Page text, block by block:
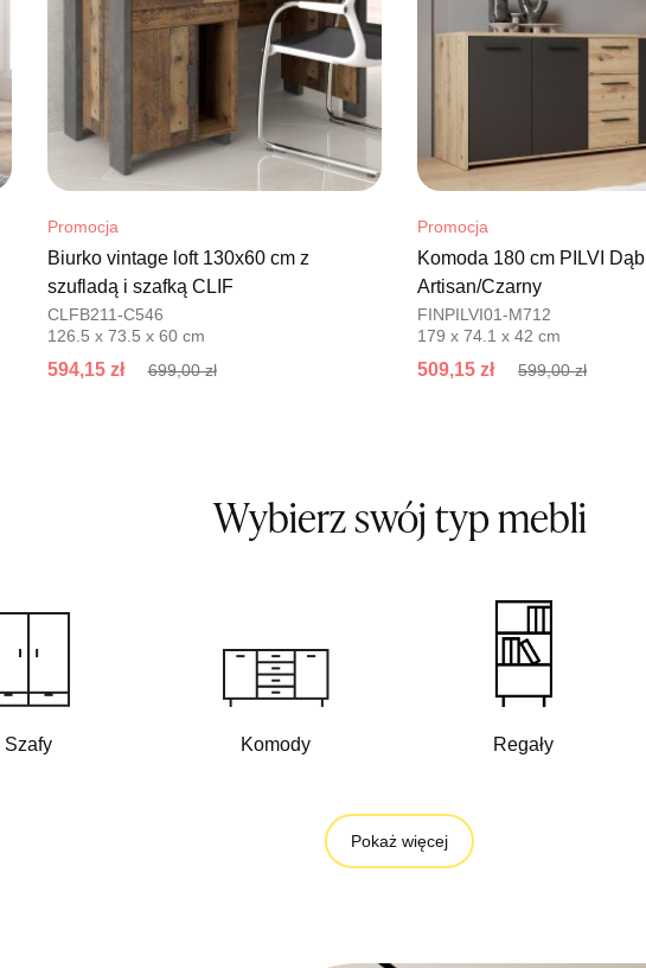
Promocja
Biurko vintage loft 130x60 cm z
szufladą i szafką CLIF
CLFB211-C546
126.5 x 73.5 x 60 cm
594,15 zł 699,00 zł
Promocja
Komoda 180 cm PILVI Dąb
Artisan/Czarny
FINPILVI01-M712
179 x 74.1 x 42 cm
509,15 zł 599,00 zł
Wybierz swój typ mebli
Szafy Komody Regały
Pokaż więcej